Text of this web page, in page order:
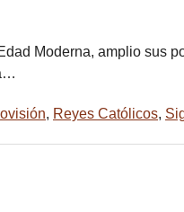
Moderna, amplio sus
, Reyes Católicos,